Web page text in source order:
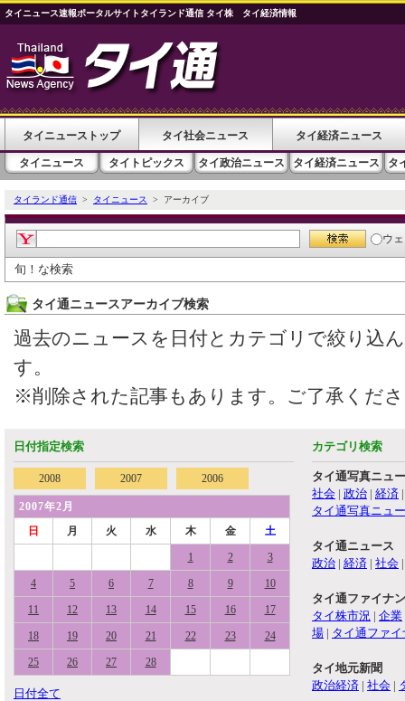
タイニュース速報ポータルサイトタイランド通信 タイ株 タイ経済情報
タイニューストップ タイ社会ニュース タイ経済ニュース
タイニュース タイトピックス タイ政治ニュース タイ経済ニュース タ
タイランド通信 > タイニュース > アーカイブ
ウ
旬！な検索
タイ通ニュースアーカイブ検索
過去のニュースを日付とカテゴリで絞り込
す。
※削除された記事もあります。ご了承くだ
日付指定検索
2008 2007 2006
2007年2月
日
月 火 水 木 金 土
1 2 3
4 5 6 7 8 9 10
11 12 13 14 15 16 17
18 19 20 21 22 23 24
25 26 27 28
日付全て
カテゴリ検索
タイ通写真ニュ
社会 | 政治 | 経済
タイ通写真ニュ
タイ通ニュース
政治 | 経済 | 社会
タイ通ファイナ
タイ株市況 | 企業
場 | タイ通ファ
タイ地元新聞
政治経済 | 社会 |